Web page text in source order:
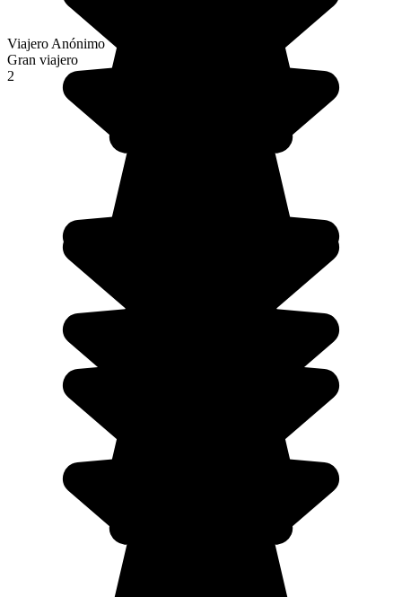
Viajero Anónimo
Gran viajero
2